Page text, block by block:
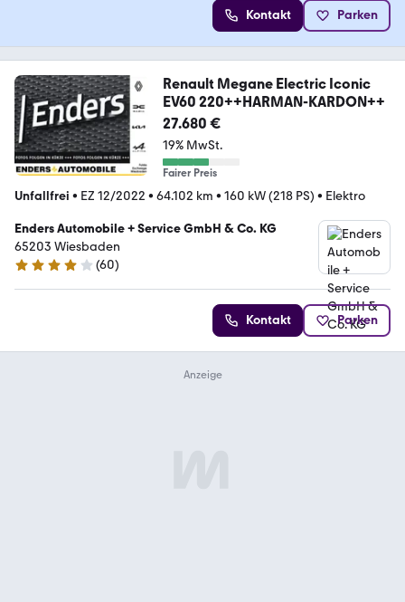
Kontakt Parken
Renault Megane Electric Iconic
EV60 220++HARMAN-KARDON++
27.680 €
19% MwSt.
Fairer Preis
Unfallfrei • EZ 12/2022 • 64.102 km • 160 kW (218 PS) • Elektro
Enders Automobile + Service GmbH & Co. KG
65203 Wiesbaden
3.8 Sterne
(60)
Kontakt Parken